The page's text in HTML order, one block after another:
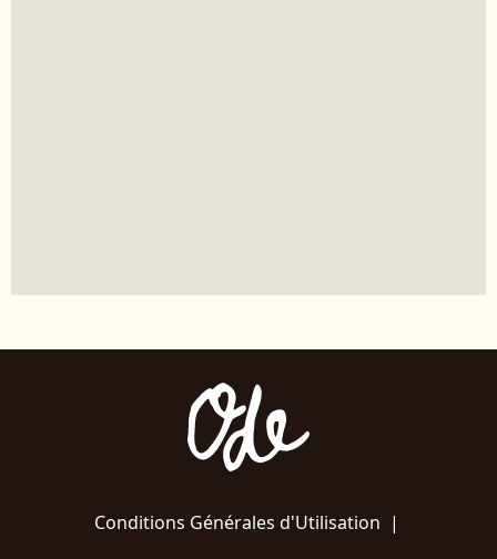
Conditions Générales d'Utilisation |